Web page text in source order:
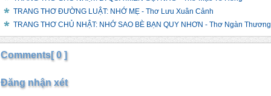
TRANG THƠ ĐƯỜNG LUẬT: NHỚ MẸ - Thơ Lưu Xuân Cảnh
TRANG THƠ CHỦ NHẬT: NHỚ SAO BÈ BẠN QUY NHƠN - Thơ Ngàn Thương
Comments[ 0 ]
Đăng nhận xét